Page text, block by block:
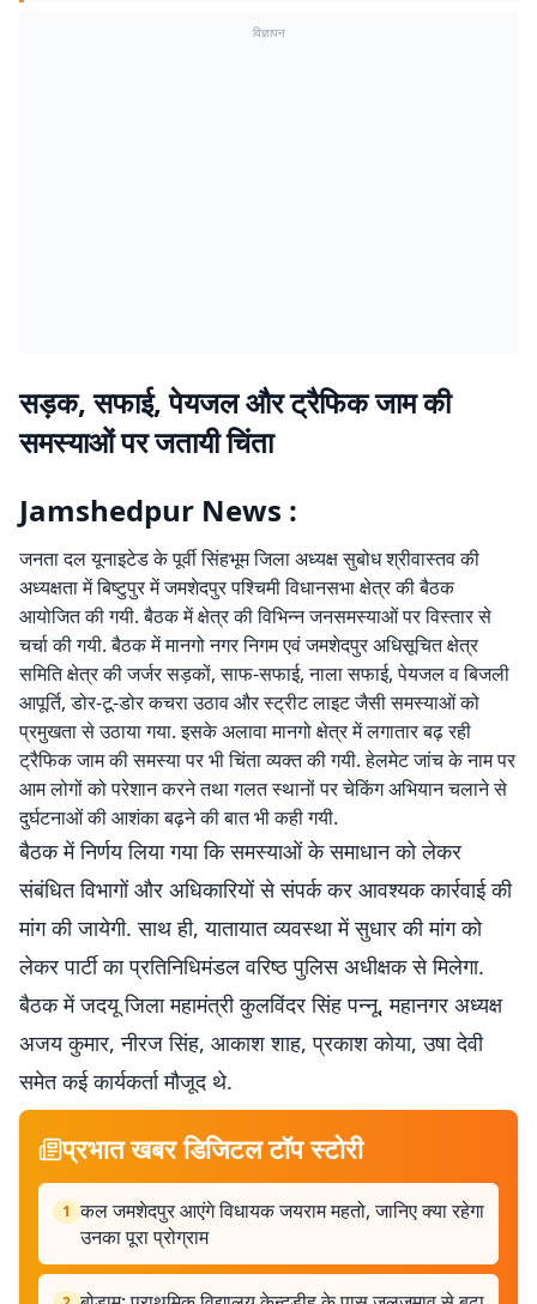
विज्ञापन
सड़क, सफाई, पेयजल और ट्रैफिक जाम की
समस्याओं पर जतायी चिंता
Jamshedpur News :
जनता दल यूनाइटेड के पूर्वी सिंहभूम जिला अध्यक्ष सुबोध श्रीवास्तव की
अध्यक्षता में बिष्टुपुर में जमशेदपुर पश्चिमी विधानसभा क्षेत्र की बैठक
आयोजित की गयी. बैठक में क्षेत्र की विभिन्न जनसमस्याओं पर विस्तार से
चर्चा की गयी. बैठक में मानगो नगर निगम एवं जमशेदपुर अधिसूचित क्षेत्र
समिति क्षेत्र की जर्जर सड़कों, साफ-सफाई, नाला सफाई, पेयजल व बिजली
आपूर्ति, डोर-टू-डोर कचरा उठाव और स्ट्रीट लाइट जैसी समस्याओं को
प्रमुखता से उठाया गया. इसके अलावा मानगो क्षेत्र में लगातार बढ़ रही
ट्रैफिक जाम की समस्या पर भी चिंता व्यक्त की गयी. हेलमेट जांच के नाम पर
आम लोगों को परेशान करने तथा गलत स्थानों पर चेकिंग अभियान चलाने से
दुर्घटनाओं की आशंका बढ़ने की बात भी कही गयी.
बैठक में निर्णय लिया गया कि समस्याओं के समाधान को लेकर
संबंधित विभागों और अधिकारियों से संपर्क कर आवश्यक कार्रवाई की
मांग की जायेगी. साथ ही, यातायात व्यवस्था में सुधार की मांग को
लेकर पार्टी का प्रतिनिधिमंडल वरिष्ठ पुलिस अधीक्षक से मिलेगा.
बैठक में जदयू जिला महामंत्री कुलविंदर सिंह पन्नू, महानगर अध्यक्ष
अजय कुमार, नीरज सिंह, आकाश शाह, प्रकाश कोया, उषा देवी
समेत कई कार्यकर्ता मौजूद थे.
प्रभात खबर डिजिटल टॉप स्टोरी
1 कल जमशेदपुर आएंगे विधायक जयराम महतो, जानिए क्या रहेगा
उनका पूरा प्रोग्राम